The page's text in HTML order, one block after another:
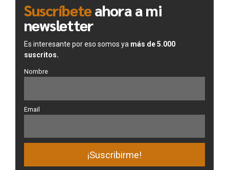
Suscríbeteahora a mi
newsletter
Es interesante por eso somos ya más de 5.000
suscritos.
Nombre
Email